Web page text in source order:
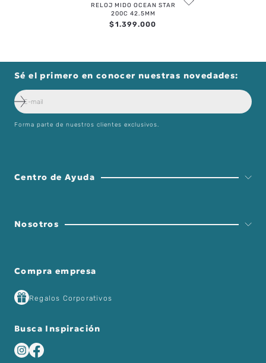
RELOJ MIDO OCEAN STAR
200C 42.5MM
$1.399.000
Sé el primero en conocer nuestras novedades:
Forma parte de nuestros clientes exclusivos.
Centro de Ayuda
Nosotros
Compra empresa
Regalos Corporativos
Busca Inspiración